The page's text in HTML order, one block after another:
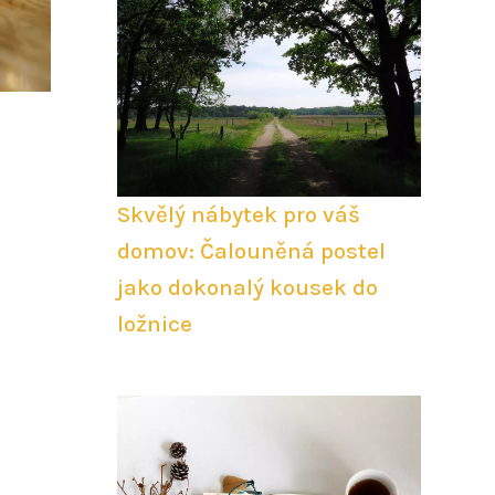
Skvělý nábytek pro váš
domov: Čalouněná postel
jako dokonalý kousek do
ložnice